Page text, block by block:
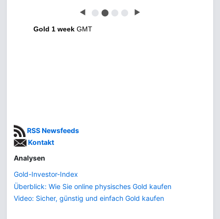
◀ ⬤ ⬤ ⬤ ⬤ ▶
Gold 1 week GMT
RSS Newsfeeds
Kontakt
Analysen
Gold-Investor-Index
Überblick: Wie Sie online physisches Gold kaufen
Video: Sicher, günstig und einfach Gold kaufen